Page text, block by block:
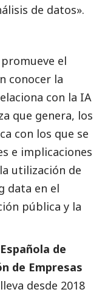
de datos».
el
conocer la
con la IA
que genera, los
con los que se
e implicaciones
utilización de
data en el
pública y la
de
de Empresas
desde 2018